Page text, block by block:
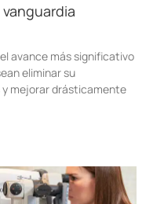
avance más significativo
eliminar su
mejorar drásticamente